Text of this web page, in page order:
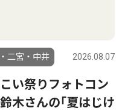
二宮・中井 2026.08.07
い祭りフォトコン
木さんの｢夏はじけ